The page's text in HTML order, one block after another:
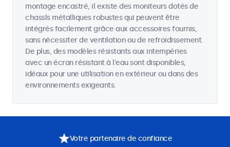
montage encastré, il existe des moniteurs dotés de
chassîs métalliques robustes qui peuvent être
intégrés facilement grâce aux accessoires fournis,
sans nécessiter de ventilation ou de refroidissement.
De plus, des modèles résistants aux intempéries
avec un écran résistant à l'eau sont disponibles,
idéaux pour une utilisation en extérieur ou dans des
environnements exigeants.
Votre partenaire de confiance